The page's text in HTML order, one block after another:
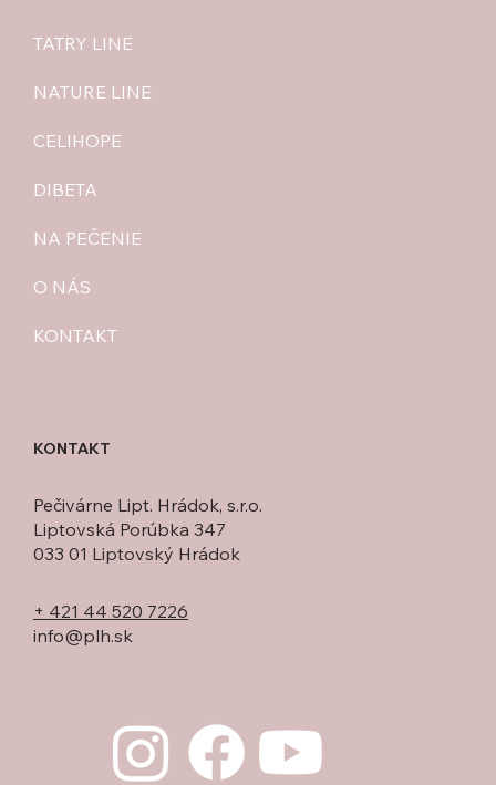
TATRY LINE
NATURE LINE
CELIHOPE
DIBETA
NA PEČENIE
O NÁS
KONTAKT
KONTAKT
Pečivárne Lipt. Hrádok, s.r.o.
Liptovská Porúbka 347
033 01 Liptovský Hrádok
+ 421 44 520 7226
info@plh.sk